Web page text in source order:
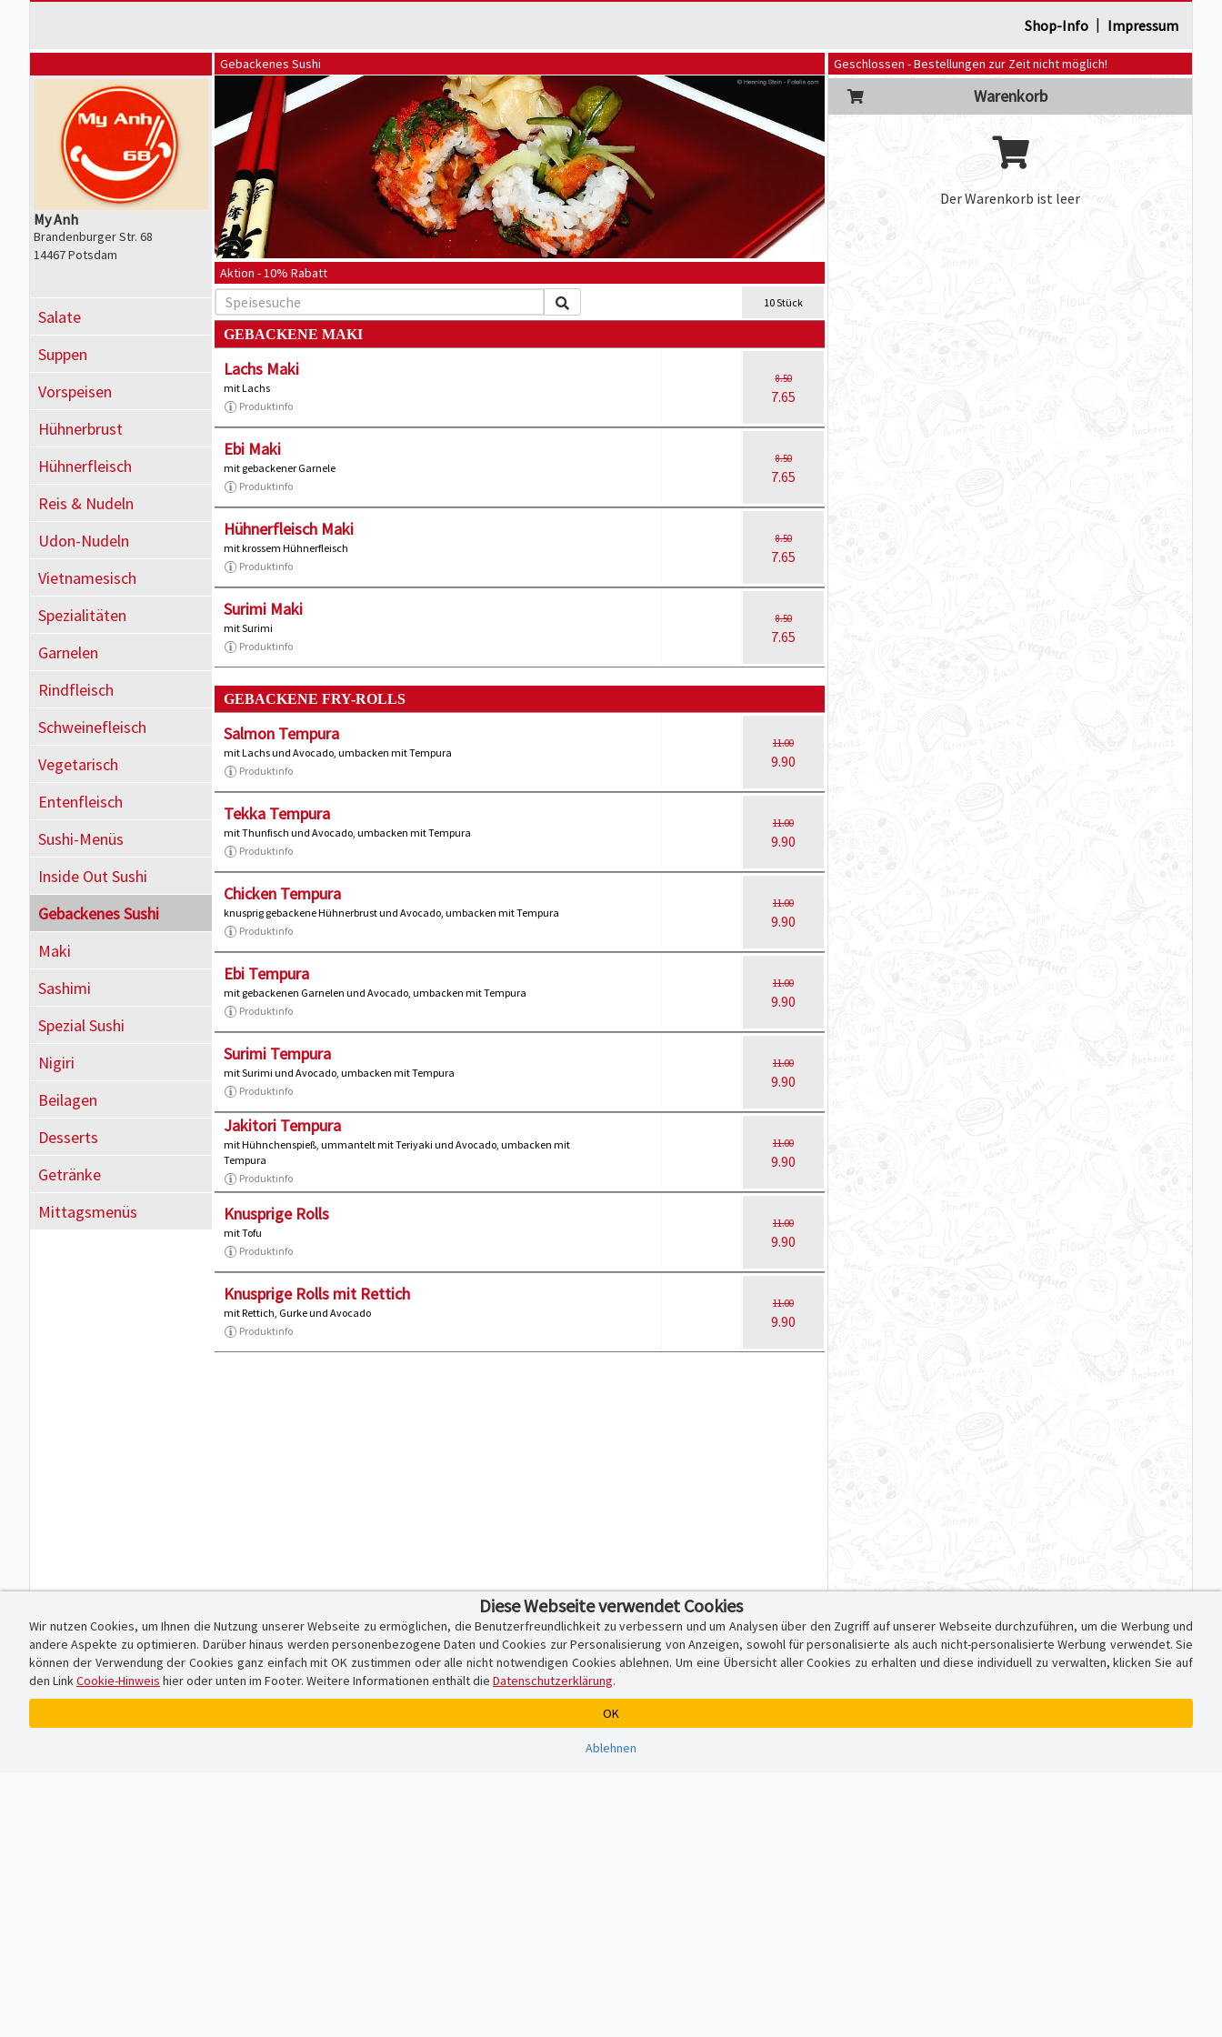
Shop-Info | Impressum
Geschlossen - Bestellungen zur Zeit nicht möglich!
Warenkorb
Der Warenkorb ist leer
My Anh
Brandenburger Str. 68
14467 Potsdam
Salate
Suppen
Vorspeisen
Hühnerbrust
Hühnerfleisch
Reis & Nudeln
Udon-Nudeln
Vietnamesisch
Spezialitäten
Garnelen
Rindfleisch
Schweinefleisch
Vegetarisch
Entenfleisch
Sushi-Menüs
Inside Out Sushi
Gebackenes Sushi
Maki
Sashimi
Spezial Sushi
Nigiri
Beilagen
Desserts
Getränke
Mittagsmenüs
Gebackenes Sushi
Aktion - 10% Rabatt
10 Stück
GEBACKENE MAKI
Lachs Maki
mit Lachs
Produktinfo
8.50
7.65
Ebi Maki
mit gebackener Garnele
Produktinfo
8.50
7.65
Hühnerfleisch Maki
mit krossem Hühnerfleisch
Produktinfo
8.50
7.65
Surimi Maki
mit Surimi
Produktinfo
8.50
7.65
GEBACKENE FRY-ROLLS
Salmon Tempura
mit Lachs und Avocado, umbacken mit Tempura
Produktinfo
11.00
9.90
Tekka Tempura
mit Thunfisch und Avocado, umbacken mit Tempura
Produktinfo
11.00
9.90
Chicken Tempura
knusprig gebackene Hühnerbrust und Avocado, umbacken mit Tempura
Produktinfo
11.00
9.90
Ebi Tempura
mit gebackenen Garnelen und Avocado, umbacken mit Tempura
Produktinfo
11.00
9.90
Surimi Tempura
mit Surimi und Avocado, umbacken mit Tempura
Produktinfo
11.00
9.90
Jakitori Tempura
mit Hühnchenspieß, ummantelt mit Teriyaki und Avocado, umbacken mit
Tempura
Produktinfo
11.00
9.90
Knusprige Rolls
mit Tofu
Produktinfo
11.00
9.90
Knusprige Rolls mit Rettich
mit Rettich, Gurke und Avocado
Produktinfo
11.00
9.90
Diese Webseite verwendet Cookies
Wir nutzen Cookies, um Ihnen die Nutzung unserer Webseite zu ermöglichen, die Benutzerfreundlichkeit zu verbessern und um Analysen über den Zugriff auf unserer Webseite durchzuführen, um die Werbung und
andere Aspekte zu optimieren. Darüber hinaus werden personenbezogene Daten und Cookies zur Personalisierung von Anzeigen, sowohl für personalisierte als auch nicht-personalisierte Werbung verwendet. Sie
können der Verwendung der Cookies ganz einfach mit OK zustimmen oder alle nicht notwendigen Cookies ablehnen. Um eine Übersicht aller Cookies zu erhalten und diese individuell zu verwalten, klicken Sie auf
den LinkCookie-Hinweis hier oder unten im Footer. Weitere Informationen enthält die Datenschutzerklärung.
OK
Ablehnen